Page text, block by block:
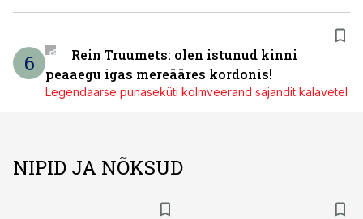
6
Rein Truumets: olen istunud kinni
peaaegu igas mereääres kordonis!
Legendaarse punaseküti kolmveerand sajandit kalavetel
NIPID JA NÕKSUD